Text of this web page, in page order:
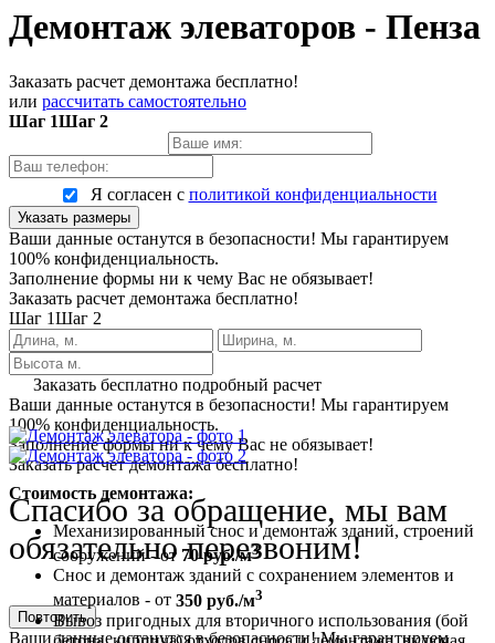
Демонтаж элеваторов - Пенза
Заказать расчет демонтажа бесплатно!
или рассчитать самостоятельно
Шаг 1Шаг 2
Я согласен с политикой конфиденциальности
Указать размеры
Ваши данные останутся в безопасности! Мы гарантируем
100% конфиденциальность.
Заполнение формы ни к чему Вас не обязывает!
Заказать расчет демонтажа бесплатно!
Шаг 1Шаг 2
Заказать бесплатно подробный расчет
Ваши данные останутся в безопасности! Мы гарантируем
100% конфиденциальность.
Заполнение формы ни к чему Вас не обязывает!
Заказать расчет демонтажа бесплатно!
Спасибо за обращение, мы вам
обязательно перезвоним!
Повторить
Ваши данные останутся в безопасности! Мы гарантируем
Стоимость демонтажа:
Механизированный снос и демонтаж зданий, строений
сооружений - от 70 руб./м3
Снос и демонтаж зданий с сохранением элементов и
материалов - от 350 руб./м3
Вывоз пригодных для вторичного использования (бой